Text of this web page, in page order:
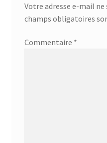
Votre adresse e-mail ne
champs obligatoires
Commentaire *